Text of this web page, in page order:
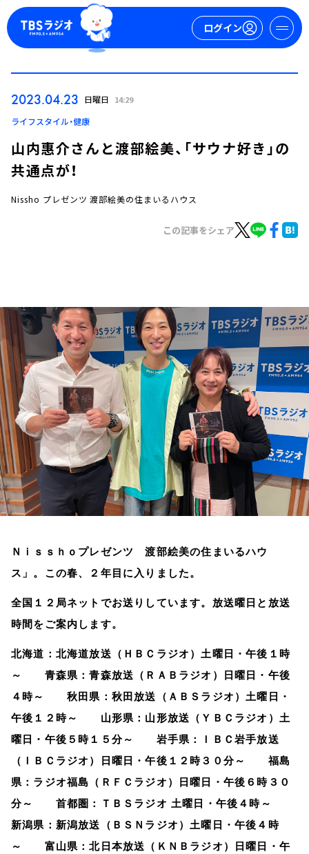
ログイン
ログイン
お知らせ
イベント・グッズ
YouTube
会社情報
2023.04.23 日曜日 14:29
ライフスタイル・健康
山内惠介さんと渡部絵美、「サウナ好き」の
共通点が！
Nissho プレゼンツ 渡部絵美の住まいるハウス
この記事をシェア
Ｎｉｓｓｈｏプレゼンツ 渡部絵美の住まいるハウ
ス」。この春、２年目に入りました。
全国１２局ネットでお送りしています。放送曜日と放送
時間をご案内します。
北海道：北海道放送（ＨＢＣラジオ）土曜日・午後１時
～ 青森県：青森放送（ＲＡＢラジオ）日曜日・午後
４時～ 秋田県：秋田放送（ＡＢＳラジオ）土曜日・
午後１２時～ 山形県：山形放送（ＹＢＣラジオ）土
曜日・午後５時１５分～ 岩手県：ＩＢＣ岩手放送
（ＩＢＣラジオ）日曜日・午後１２時３０分～ 福島
県：ラジオ福島（ＲＦＣラジオ）日曜日・午後６時３０
分～ 首都圏：ＴＢＳラジオ 土曜日・午後４時～
新潟県：新潟放送（ＢＳＮラジオ）土曜日・午後４時
～ 富山県：北日本放送（ＫＮＢラジオ）日曜日・午